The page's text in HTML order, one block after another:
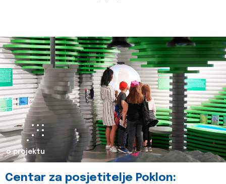
o projektu
Centar za posjetitelje Poklon: